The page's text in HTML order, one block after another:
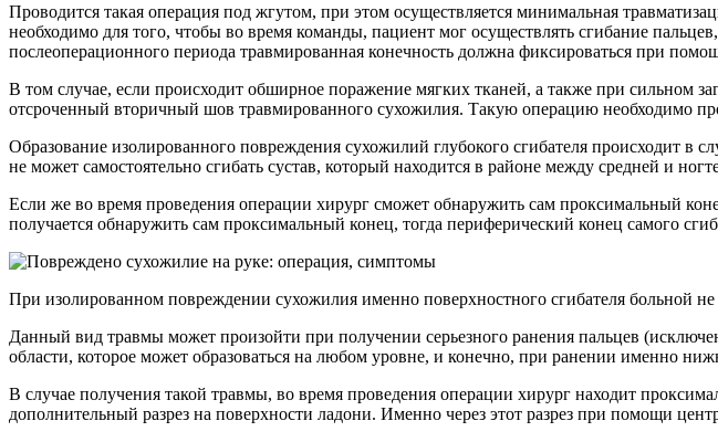
Проводится такая операция под жгутом, при этом осуществляется минимальная
необходимо для того, чтобы во время команды, пациент мог осуществлять сгибание
послеоперационного периода травмированная конечность должна фиксироваться при
В том случае, если происходит обширное поражение мягких тканей, а также при сильном
отсроченный вторичный шов травмированного сухожилия. Такую операцию необходимо
Образование изолированного повреждения сухожилий глубокого сгибателя происходит в
не может самостоятельно сгибать сустав, который находится в районе между средней и
Если же во время проведения операции хирург сможет обнаружить сам проксимальный
получается обнаружить сам проксимальный конец, тогда периферический конец самого
При изолированном повреждении сухожилия именно поверхностного сгибателя больной
Данный вид травмы может произойти при получении серьезного ранения пальцев
области, которое может образоваться на любом уровне, и конечно, при ранении именно
В случае получения такой травмы, во время проведения операции хирург находит
дополнительный разрез на поверхности ладони. Именно через этот разрез при помощи